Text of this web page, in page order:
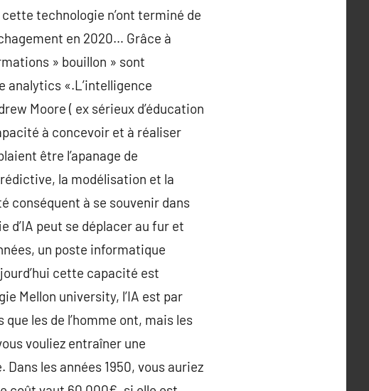
technologie n’ont terminé de
en 2020… Grâce à
» bouillon » sont
analytics «.L’intelligence
Moore ( ex sérieux d’éducation
à concevoir et à réaliser
être l’apanage de
la modélisation et la
conséquent à se souvenir dans
peut se déplacer au fur et
un poste informatique
cette capacité est
Mellon university, l’IA est par
les de l’homme ont, mais les
vouliez entraîner une
les années 1950, vous auriez